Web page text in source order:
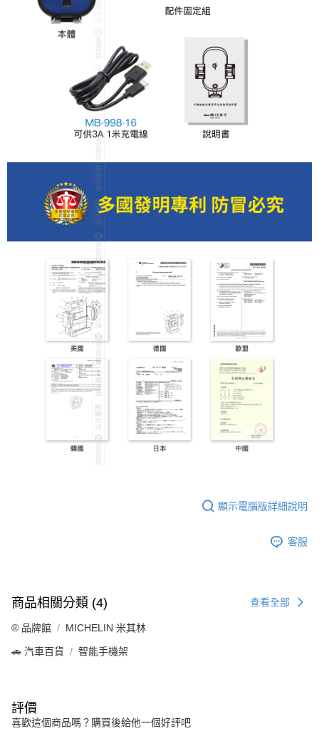
顯示電腦版詳細說明
客服
商品相關分類 (4) 查看全部
®️ 品牌館 MICHELIN 米其林
🚗 汽車百貨 智能手機架
評價
喜歡這個商品嗎？購買後給他一個好評吧